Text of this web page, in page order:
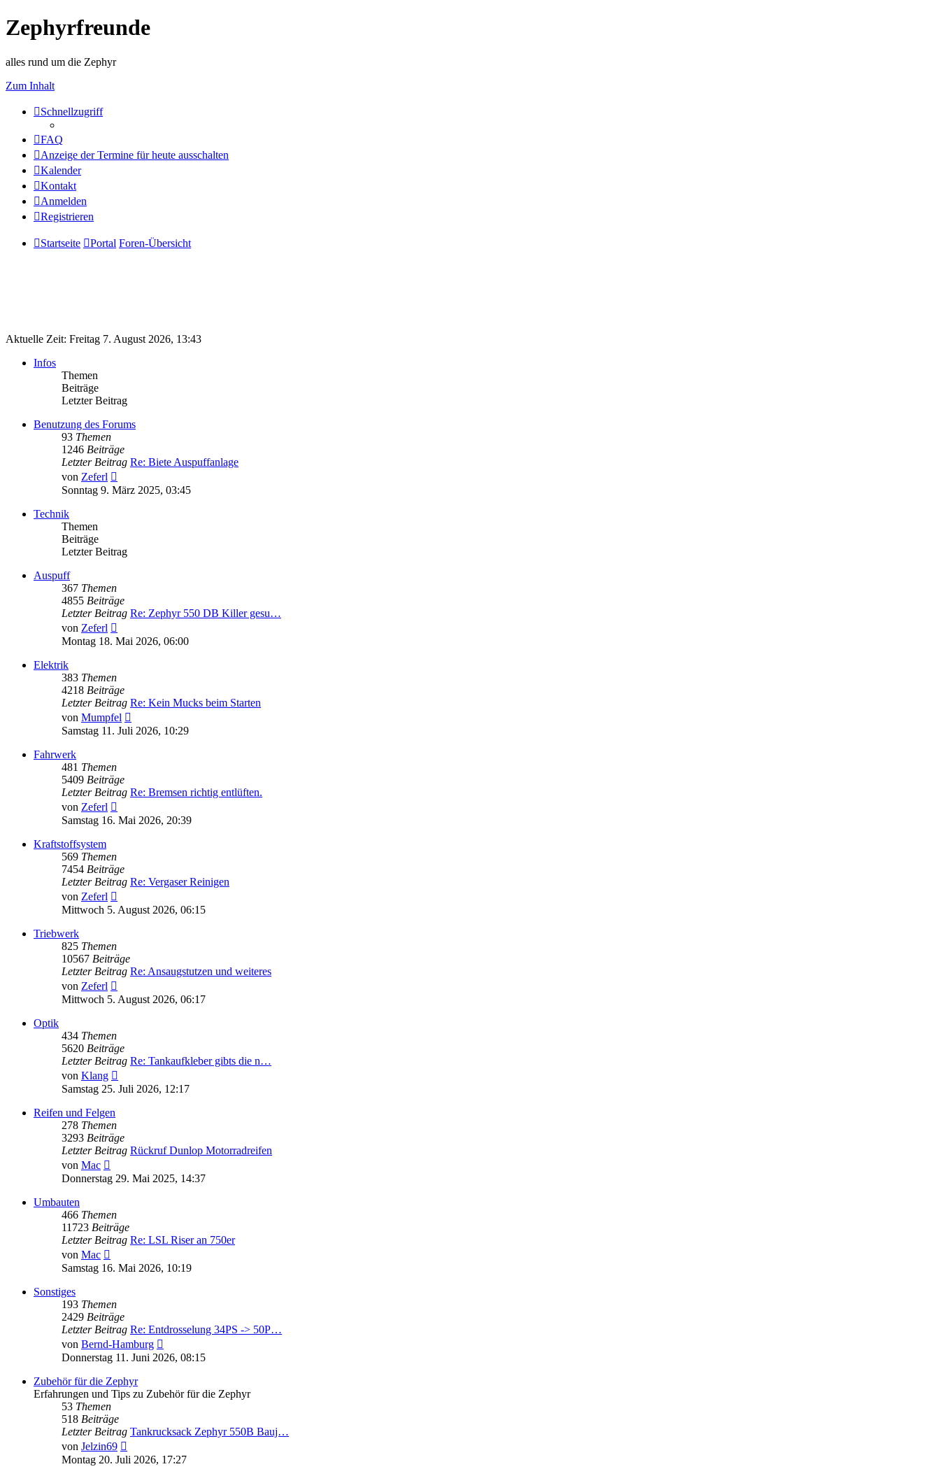
Zephyrfreunde
alles rund um die Zephyr
Zum Inhalt
Schnellzugriff
FAQ
Anzeige der Termine für heute ausschalten
Kalender
Kontakt
Anmelden
Registrieren
Startseite Portal Foren-Übersicht
Aktuelle Zeit: Freitag 7. August 2026, 13:43
Infos
Themen
Beiträge
Letzter Beitrag
Benutzung des Forums
93 Themen
1246 Beiträge
Letzter Beitrag Re: Biete Auspuffanlage
von Zeferl
Beitrag
Sonntag 9. März 2025, 03:45
Technik
Themen
Beiträge
Letzter Beitrag
Auspuff
367 Themen
4855 Beiträge
Letzter Beitrag Re: Zephyr 550 DB Killer gesu…
von Zeferl
Beitrag
Montag 18. Mai 2026, 06:00
Elektrik
383 Themen
4218 Beiträge
Letzter Beitrag Re: Kein Mucks beim Starten
von Mumpfel
Beitrag
Samstag 11. Juli 2026, 10:29
Fahrwerk
481 Themen
5409 Beiträge
Letzter Beitrag Re: Bremsen richtig entlüften.
von Zeferl
Beitrag
Samstag 16. Mai 2026, 20:39
Kraftstoffsystem
569 Themen
7454 Beiträge
Letzter Beitrag Re: Vergaser Reinigen
von Zeferl
Beitrag
Mittwoch 5. August 2026, 06:15
Triebwerk
825 Themen
10567 Beiträge
Letzter Beitrag Re: Ansaugstutzen und weiteres
von Zeferl
Beitrag
Mittwoch 5. August 2026, 06:17
Optik
434 Themen
5620 Beiträge
Letzter Beitrag Re: Tankaufkleber gibts die n…
von Klang
Beitrag
Samstag 25. Juli 2026, 12:17
Reifen und Felgen
278 Themen
3293 Beiträge
Letzter Beitrag Rückruf Dunlop Motorradreifen
von Mac
Beitrag
Donnerstag 29. Mai 2025, 14:37
Umbauten
466 Themen
11723 Beiträge
Letzter Beitrag Re: LSL Riser an 750er
von Mac
Beitrag
Samstag 16. Mai 2026, 10:19
Sonstiges
193 Themen
2429 Beiträge
Letzter Beitrag Re: Entdrosselung 34PS -> 50P…
von Bernd-Hamburg
Beitrag
Donnerstag 11. Juni 2026, 08:15
Zubehör für die Zephyr
Erfahrungen und Tips zu Zubehör für die Zephyr
53 Themen
518 Beiträge
Letzter Beitrag Tankrucksack Zephyr 550B Bauj…
von Jelzin69
Beitrag
Montag 20. Juli 2026, 17:27